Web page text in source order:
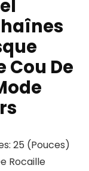
Cou De
25 (Pouces)
Rocaille